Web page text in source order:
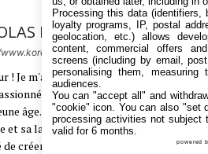
DERIT
! Je m'appelle Nicolas Derit et je
par la Corée depuis mon
âge. Fasciné par sa riche
et sa langue envoûtante, j'ai
de créer ce site pour partager avec
Processing this data (identifiers,
loyalty programs, IP, postal
geolocation, etc.) allows
content, commercial offers
screens (including by email,
personalising them, measuring
audiences.
You can "accept all" and
"cookie" icon . You can also "set
processing activities not subject
valid for 6 months.
powered